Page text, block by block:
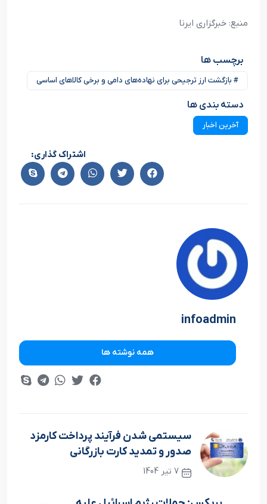
منبع: خبرگزاری ایرنا
برچسب ها
# بازگشت ارز ترجیحی برای نهاده‌های دامی و برخی کالاهای اساسی
دسته بندی ها
آخرین اخبار
اشتراک گذاری:
infoadmin
همه نوشته ها
سیستمی شدن فرآیند پرداخت کارمزد
صدور و تمدید کارت بازرگانی
7 تیر 1404